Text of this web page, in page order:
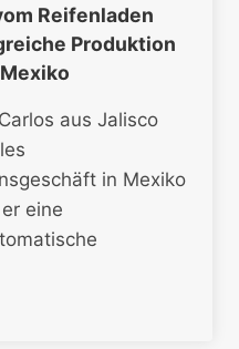
Reifenladen
Produktion
aus Jalisco
in Mexiko
eine